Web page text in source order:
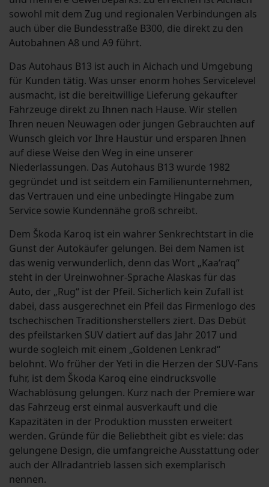
sowohl mit dem Zug und regionalen Verbindungen als
auch über die Bundesstraße B300, die direkt zu den
Autobahnen A8 und A9 führt.
Das Autohaus B13 ist auch in Aichach und Umgebung
für Kunden tätig. Was unser enorm hohes Servicelevel
ausmacht, ist die bereitwillige Lieferung gekaufter
Fahrzeuge direkt zu Ihnen nach Hause. Wir stellen
Ihren neuen Neuwagen oder jungen Gebrauchten auf
Wunsch gleich vor Ihre Haustür und ersparen Ihnen
auf diese Weise den Weg in eine unserer
Niederlassungen. Das Autohaus B13 wurde 1982
gegründet und ist seitdem ein Familienunternehmen,
das Vertrauen und eine unbedingte Hingabe zum
Service sowie Kundennähe groß schreibt.
Dem Škoda Karoq ist ein wahrer Senkrechtstart in die
Gunst der Autokäufer gelungen. Bei dem Namen ist
das wenig verwunderlich, denn das Wort „Kaa‘raq“
steht in der Ureinwohner-Sprache Alaskas für das
Auto, der „Rug“ ist der Pfeil. Sicherlich kein Zufall ist
dabei, dass ausgerechnet ein Pfeil das Firmenlogo des
tschechischen Traditionsherstellers ziert. Das Debüt
des pfeilstarken SUV datiert auf das Jahr 2017 und
wurde sogleich mit einem „Goldenen Lenkrad“
belohnt. Wo früher der Yeti in die Herzen der SUV-Fans
fuhr, ist dem Škoda Karoq eine eindrucksvolle
Wachablösung gelungen. Kurz nach der Premiere war
das Fahrzeug erst einmal ausverkauft und die
Kapazitäten in der Produktion mussten erweitert
werden. Gründe für die Beliebtheit gibt es viele: das
gelungene Design, die umfangreiche Ausstattung oder
auch der Allradantrieb lassen sich exemplarisch
nennen.